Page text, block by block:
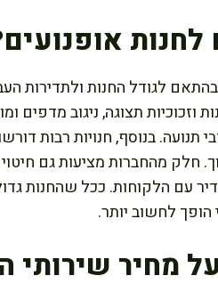
לחנות
בהתאם לגודל החנות ולתדירות
תצוגה, ניגוב מדפים
תנועה. בנוסף, חנויות רבות
חלק מהחברות מציעות גם
עם הלקוחות. ככל שהחנות
הופך לחשוב יותר.
שירותי